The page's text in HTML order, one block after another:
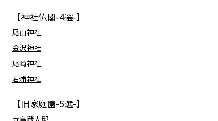
【神社仏閣-4選-】
尾山神社
金沢神社
尾崎神社
石浦神社
【旧家庭園-5選-】
寺島蔵人邸